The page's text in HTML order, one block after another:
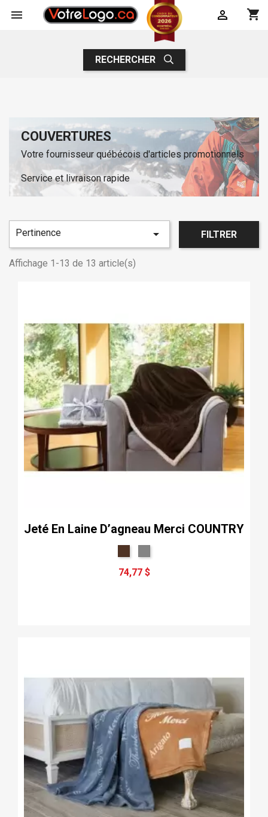
 shopping_cart

RECHERCHER
COUVERTURES
Votre fournisseur québécois d'articles promotionnels
Service et livraison rapide
Pertinence  FILTRER
Affichage 1-13 de 13 article(s)
Jeté En Laine D’agneau Merci COUNTRY
74,77 $